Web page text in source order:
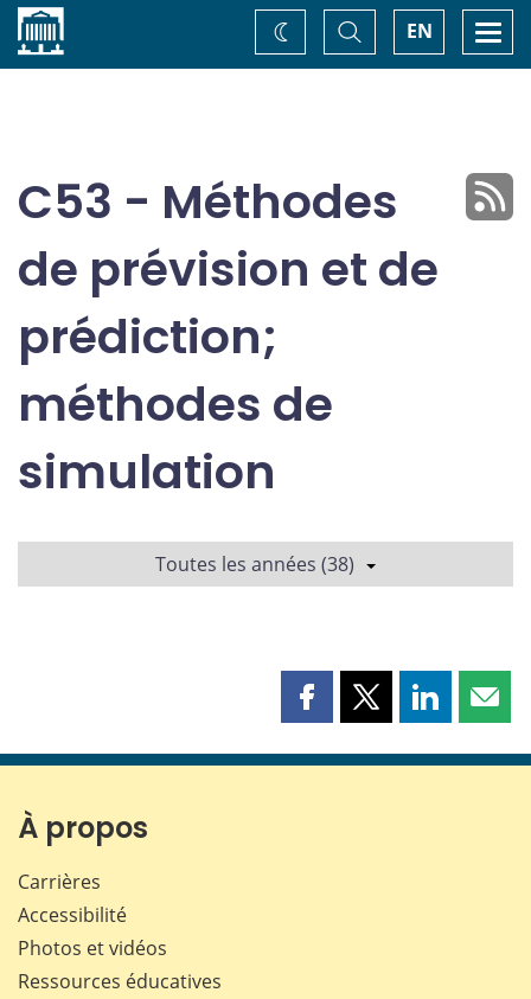
Accueil EN
Basculer
la
recherche
Changez
de
C53 - Méthodes
de prévision et de
prédiction;
méthodes de
simulation
Toutes les années (38)
Partager
page
Partager
page
Partager
page page
À propos
Carrières
Accessibilité
Photos et vidéos
Ressources éducatives